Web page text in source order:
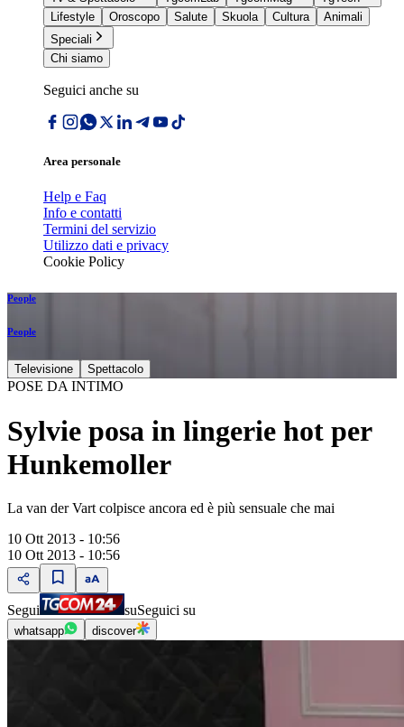
Lifestyle
Oroscopo Salute Skuola Cultura
Animali
Speciali
Chi siamo
Seguici anche su
Area personale
Help e Faq
Info e contatti
Termini del servizio
Utilizzo dati e privacy
Cookie Policy
People
People
Televisione Spettacolo
POSE DA INTIMO
Sylvie posa in lingerie hot per
Hunkemoller
La van der Vart colpisce ancora ed è più sensuale che mai
10 Ott 2013 - 10:56
10 Ott 2013 - 10:56
Segui suSeguici su
whatsapp discover